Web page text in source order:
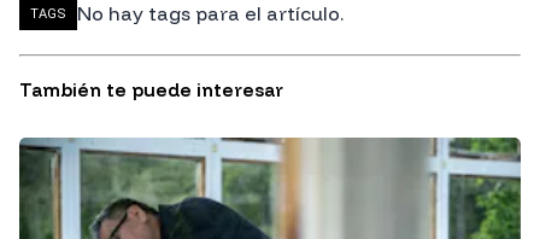
TAGS No hay tags para el artículo.
También te puede interesar